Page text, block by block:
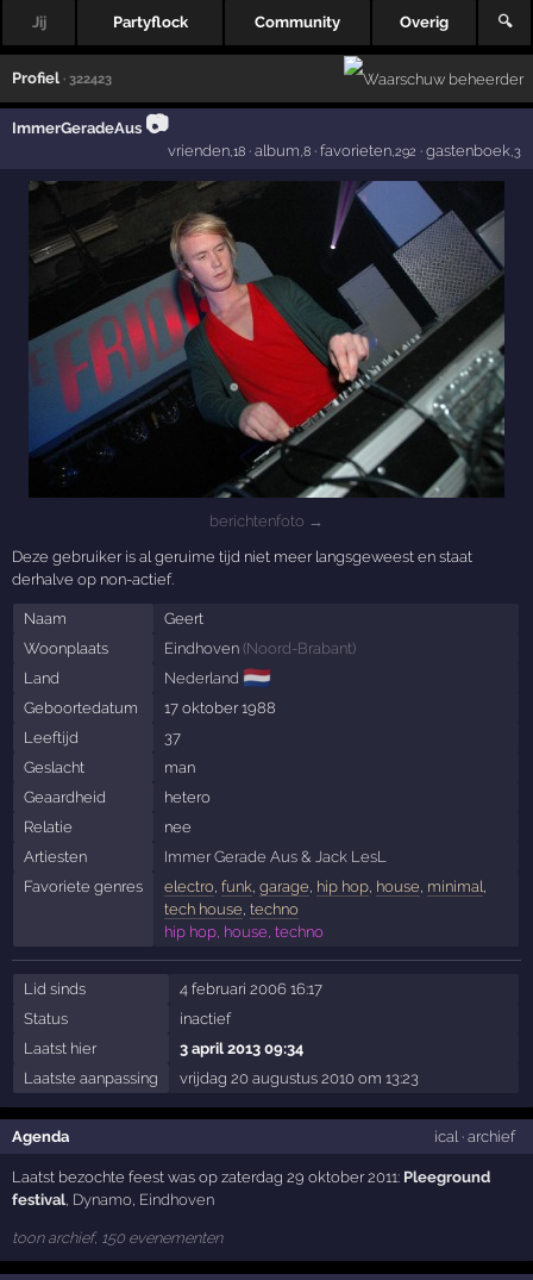
Jij Partyflock Community Overig 🔍
Profiel · 322423
ImmerGeradeAus 📷
vrienden,18· album ,8· favorieten,292 · gastenboek,3
berichtenfoto →
Deze gebruiker is al geruime tijd niet meer langsgeweest en staat
derhalve op non-actief.
Naam
Geert
Woonplaats
Eindhoven (Noord-Brabant)
Land
Nederland 🇳🇱
Geboortedatum
17 oktober 1988
Leeftijd
37
Geslacht
man
Geaardheid
hetero
Relatie
nee
Artiesten
Immer Gerade Aus& Jack LesL
Favoriete genres
electro, funk, garage hip hop, house minimal
tech house techno
hip hop, house, techno
Lid sinds
4 februari 2006 16:17
Status
inactief
Laatst hier
3 april 2013 09:34
Laatste aanpassing
vrijdag 20 augustus 2010 om 13:23
Agenda ical· archief
Laatst bezochte feest was op zaterdag 29 oktober 2011: Pleeground
festival, Dynamo, Eindhoven
toon archief, 150 evenementen